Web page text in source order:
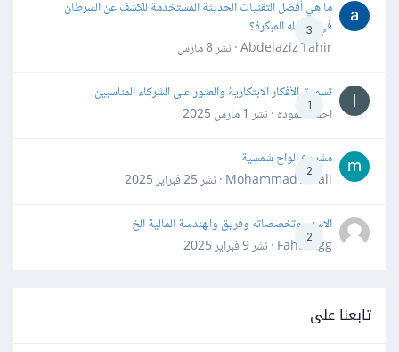
3
ما هي أفضل التقنيات الحديثة المستخدمة للكشف عن السرطان
في مراحله المبكرة؟
Abdelaziz Tahir · نشر
8 مارس
1
تسويق الأفكار الابتكارية والعثور على الشركاء المناسبين
احمد حموده · نشر 1 مارس 2025
2
مشروع الواح شمسية
Mohammad Awali · نشر
25 فبراير 2025
2
الاسهم وتخصصاته وفريق والهندسة المالية الخ
Fahd Ggg · نشر
9 فبراير 2025
تابعنا على